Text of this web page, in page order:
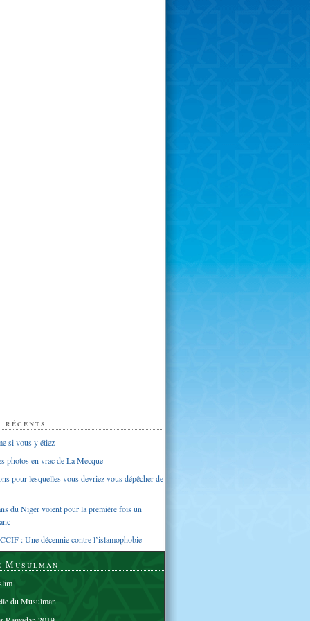
si vous y étiez
photos en vrac de La Mecque
pour lesquelles vous devriez vous dépêcher de
du Niger voient pour la première fois un
: Une décennie contre l’islamophobie
Musulman
du Musulman